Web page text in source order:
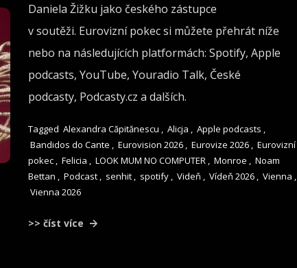
Daniela Žižku jako českého zástupce
v soutěži. Eurovizní pokec si můžete přehrát níže
nebo na následujících platformách: Spotify, Apple
podcasts, YouTube, Youradio Talk, České
podcasty, Podcasty.cz a dalších.
Tagged Alexandra Căpitănescu , Alicja , Apple podcasts ,
Bandidos do Cante , Eurovision 2026 , Eurovize 2026 , Eurovizní
pokec , Felicia , LOOK MUM NO COMPUTER , Monroe , Noam
Bettan , Podcast , senhit , spotify , Videň , Vídeň 2026 , Vienna ,
Vienna 2026
>> číst více